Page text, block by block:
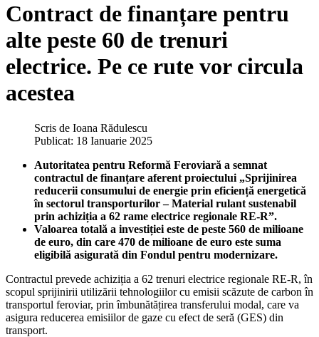
Contract de finanțare pentru
alte peste 60 de trenuri
electrice. Pe ce rute vor circula
acestea
Scris de Ioana Rădulescu
Publicat: 18 Ianuarie 2025
Autoritatea pentru Reformă Feroviară a semnat
contractul de finanțare aferent proiectului „Sprijinirea
reducerii consumului de energie prin eficiență energetică
în sectorul transporturilor – Material rulant sustenabil
prin achiziția a 62 rame electrice regionale RE-R”.
Valoarea totală a investiției este de peste 560 de milioane
de euro, din care 470 de milioane de euro este suma
eligibilă asigurată din Fondul pentru modernizare.
Contractul prevede achiziția a 62 trenuri electrice regionale RE-R, în
scopul sprijinirii utilizării tehnologiilor cu emisii scăzute de carbon în
transportul feroviar, prin îmbunătățirea transferului modal, care va
asigura reducerea emisiilor de gaze cu efect de seră (GES) din
transport.